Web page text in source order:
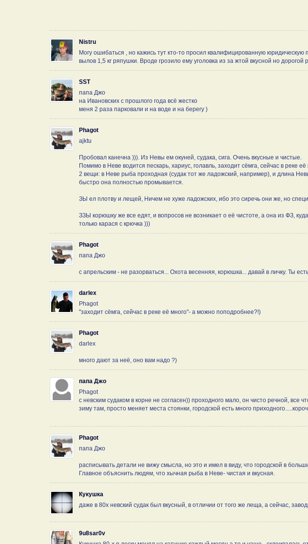
Nistru
Могу ошибаться , но кажись тут кто-то просил квалифицированную
вылов 1,5 кг ряпушки. Вроде грозило ему уголовка из за жтой вкусной но дорогой
SST
папа Джо
на Ивановских с прошлого года всё жестко
меня 2 раза парковали и на воде и на берегу )
Phagot
ajktu
Пробовал канечна ))). Из Невы ем окуней, судака, сига. Очень вкусные и чистые.
Помимо в Неве водится пескарь, хариус, голавль, заходит сёмга, сейчас в реке
2 вещи: в Неве рыба проходная (судак тот же ладожский, например), и длина
быстро она полностью промывается.
ЗЫ ел плотву и лещей, Ничем не хуже ладожских, ибо это сиречь они же, но
ЗЗЫ корюшку же все едят, и вопросов не возникает о её чистоте, а она из ФЗ,
только карася с крючка )))
Phagot
папа Джо
с апрельским - не разорваться... Охота весенняя, корюшка... давай в личку. Ты
darlex
Phagot
"заходит сёмга, сейчас в реке её много"- а можно поподробнее?!)
Phagot
darlex
много дают за неё, оно вам надо ?)
папа Джо
Phagot
с невским судаком в корне не согласен)) проходного мало, он чисто речной, все
зиму там, просто меняет места стоянки, городской есть много
Phagot
папа Джо
расписывать детали не вижу смысла, но это и имел в виду, что городской в
Главное объяснить людям, что хычная рыба в Неве- чистая и вкусная.
Кукушка
даже в 80х невский судак был вкусный, в отличии от того же леща, а сейчас,
9u8sar0v